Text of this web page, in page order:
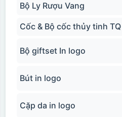
Bộ Ly Rượu Vang
Cốc & Bộ cốc thủy tinh TQ
Bộ giftset In logo
Bút in logo
Cặp da in logo